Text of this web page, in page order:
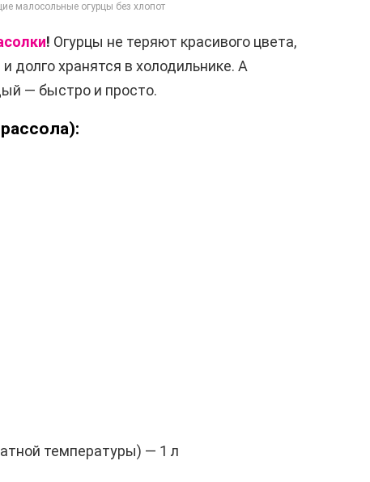
малосольные огурцы без хлопот
! Огурцы не теряют красивого цвета,
долго хранятся в холодильнике. А
— быстро и просто.
температуры) — 1 л